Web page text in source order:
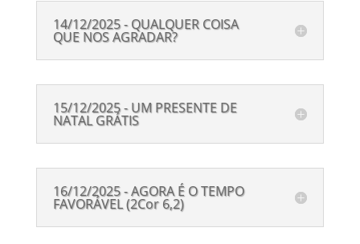
14/12/2025 - QUALQUER COISA
QUE NOS AGRADAR?
15/12/2025 - UM PRESENTE DE
NATAL GRÁTIS
16/12/2025 - AGORA É O TEMPO
FAVORÁVEL (2Cor 6,2)